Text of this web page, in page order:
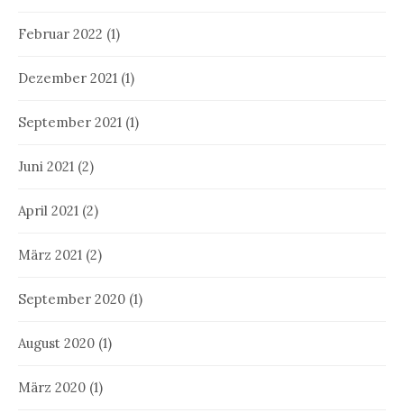
Februar 2022 (1)
Dezember 2021 (1)
September 2021 (1)
Juni 2021 (2)
April 2021 (2)
März 2021 (2)
September 2020 (1)
August 2020 (1)
März 2020 (1)